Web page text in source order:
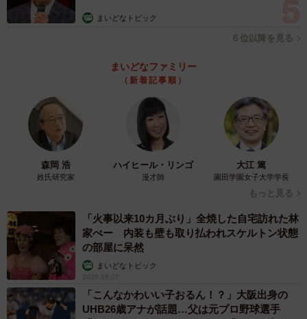
まいどなトピック
６位以降を見る
まいどなファミリー
（新着記事順）
森岡 浩
姓氏研究家
ハイヒール・リンゴ
漫才師
大江 篤
園田学園女子大学学長
もっと見る
「火事以来10カ月ぶり」全焼した自宅訪れた林
家ぺー 内装も壁も取り払われスケルトン状態
の部屋に呆然
まいどなトピック
2026.08.07
「こんなかわいい子おるん！？」大阪出身の
UHB26歳アナが話題…父は元プロ野球選手